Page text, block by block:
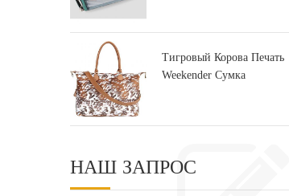
Тигровый Корова Печать
Weekender Сумка
НАШ ЗАПРОС